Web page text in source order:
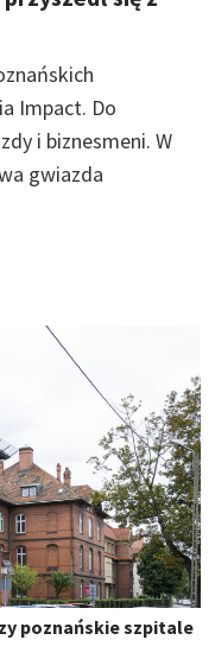
Impact. Do
i biznesmeni. W
gwiazda
poznańskie szpitale